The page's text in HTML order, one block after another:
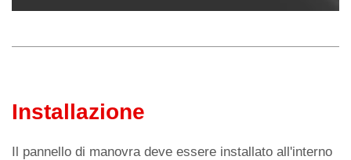
p
Installazione
Il pannello di manovra deve essere installato all'interno